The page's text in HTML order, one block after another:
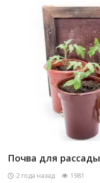
Почва для рассады
2 года назад
1981